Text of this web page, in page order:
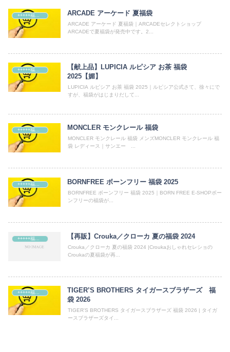
ARCADE アーケード 夏福袋
ARCADE アーケード 夏福袋｜ARCADEセレクトショップ
ARCADEで夏福袋が発売中です。2...
【献上品】LUPICIA ルピシア お茶 福袋
2025【媚】
LUPICIA ルピシア お茶 福袋 2025｜ルピシア公式さて、徐々にで
すが、福袋がはじまりだして...
+++++福袋++++++ MONCLER モンクレール 福袋
MONCLER モンクレール 福袋 メンズMONCLER モンクレール 福
袋 レディース｜サンエー ...
+++++福袋++++++ BORNFREE ボーンフリー 福袋 2025
BORNFREE ボーンフリー 福袋 2025｜BORN FREE E-SHOPボー
ンフリーの福袋が...
【再販】Crouka／クローカ 夏の福袋 2024
Crouka／クローカ 夏の福袋 2024 |Croukaおしゃれセレショの
Croukaの夏福袋が再...
+++++福袋++++++
TIGER’S BROTHERS タイガースブラザーズ 福
袋 2026
TIGER'S BROTHERS タイガースブラザーズ 福袋 2026 | タイガ
ースブラザーズタイ...